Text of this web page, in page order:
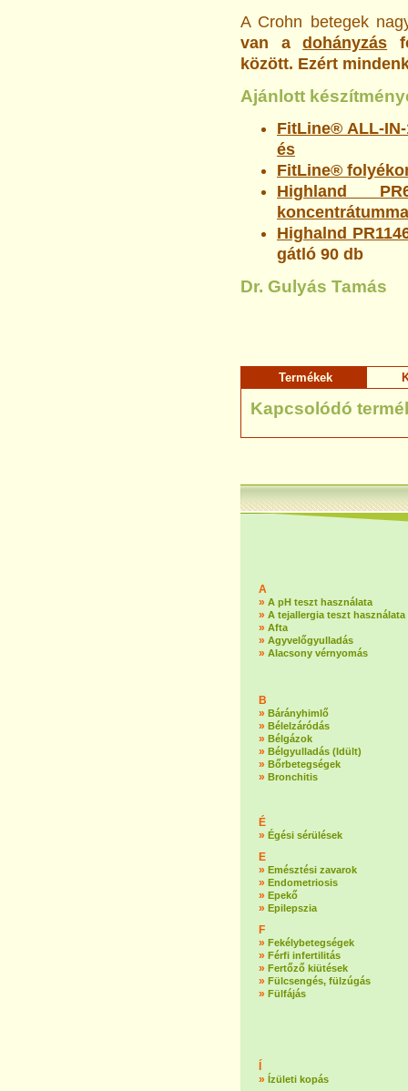
A Crohn betegek
van adohányzás
között. Ezért
Ajánlott
FitLine® ALL-
és
FitLine®
Highland
Highalnd
gátló 90 db
Dr. Gulyás Tamás
Termékek
Kapcsolódó
A
» A pH teszt használata
» A tejallergia teszt használata
» Afta
» Agyvelőgyulladás
» Alacsony vérnyomás
B
» Bárányhimlő
» Bélelzáródás
» Bélgázok
» Bélgyulladás (Idült)
» Bőrbetegségek
» Bronchitis
É
» Égési sérülések
E
» Emésztési zavarok
» Endometriosis
» Epekő
» Epilepszia
F
» Fekélybetegségek
» Férfi infertilitás
» Fertőző kiütések
» Fülcsengés, fülzúgás
» Fülfájás
» Ízületi kopás